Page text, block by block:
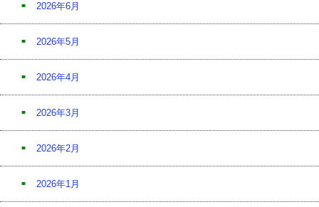
2026年6月
2026年5月
2026年4月
2026年3月
2026年2月
2026年1月